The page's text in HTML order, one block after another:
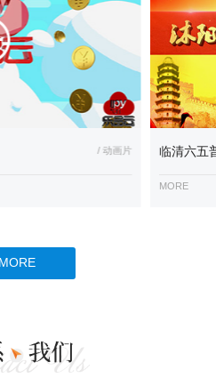
/ 动画片 临清六五
MORE
MORE